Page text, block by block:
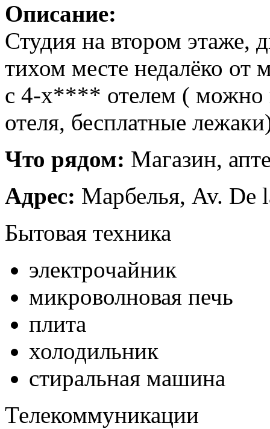
Описание:
Студия на втором этаже,
тихом месте недалёко
с 4-х**** отелем ( можно
отеля, бесплатные
Что рядом: Магазин,
Адрес: Марбелья, Av. De
Бытовая техника
электрочайник
микроволновая печь
плита
холодильник
стиральная машина
Телекоммуникации